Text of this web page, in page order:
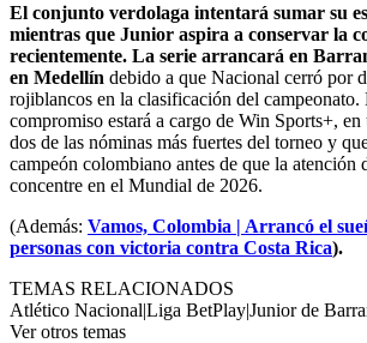
El conjunto verdolaga intentará sumar su
mientras que Junior aspira a conservar la
recientemente. La serie arrancará en
en Medellín debido a que Nacional cerró por
rojiblancos en la clasificación del campeonato.
compromiso estará a cargo de Win Sports+,
dos de las nóminas más fuertes del torneo y
campeón colombiano antes de que la atención
concentre en el Mundial de 2026.
(Además: Vamos, Colombia | Arrancó el
personas con victoria contra Costa Rica).
TEMAS RELACIONADOS
Atlético Nacional|Liga BetPlay|Junior de
Ver otros temas